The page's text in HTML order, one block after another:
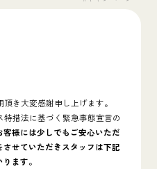
き大変感謝申し上げます。
特措法に基づく緊急事態宣言の
客様には少しでもご安心いただ
せていただきスタッフは下記
ます。